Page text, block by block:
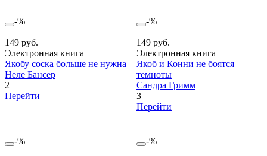
-%
149 руб.
Электронная книга
Якобу соска больше не нужна
Неле Бансер
2
Перейти
-%
149 руб.
Электронная книга
Якоб и Конни не боятся
темноты
Сандра Гримм
3
Перейти
-% -%